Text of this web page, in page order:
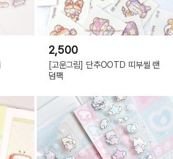
2,500
[고운그림] 단추OOTD 띠부씰 랜
덤팩